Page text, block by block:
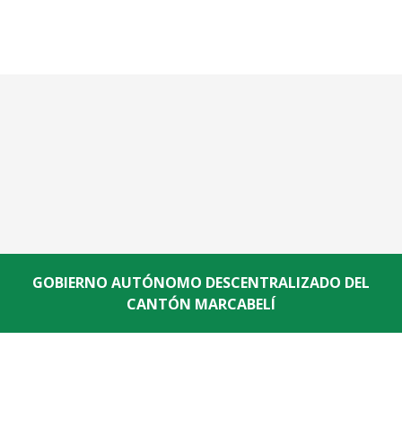
GOBIERNO AUTÓNOMO DESCENTRALIZADO DEL
CANTÓN MARCABELÍ